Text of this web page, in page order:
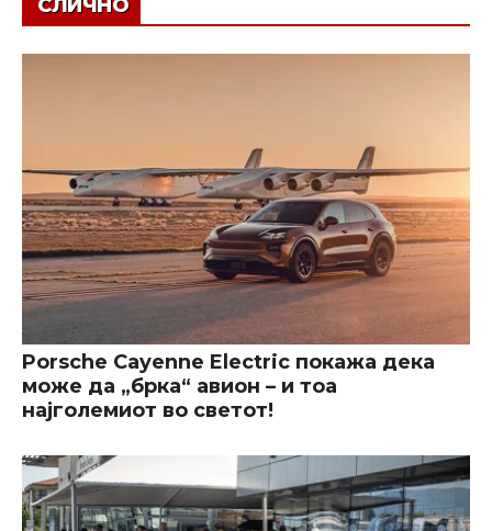
СЛИЧНО
Porsche Cayenne Electric покажа дека
може да „брка“ авион – и тоа
најголемиот во светот!